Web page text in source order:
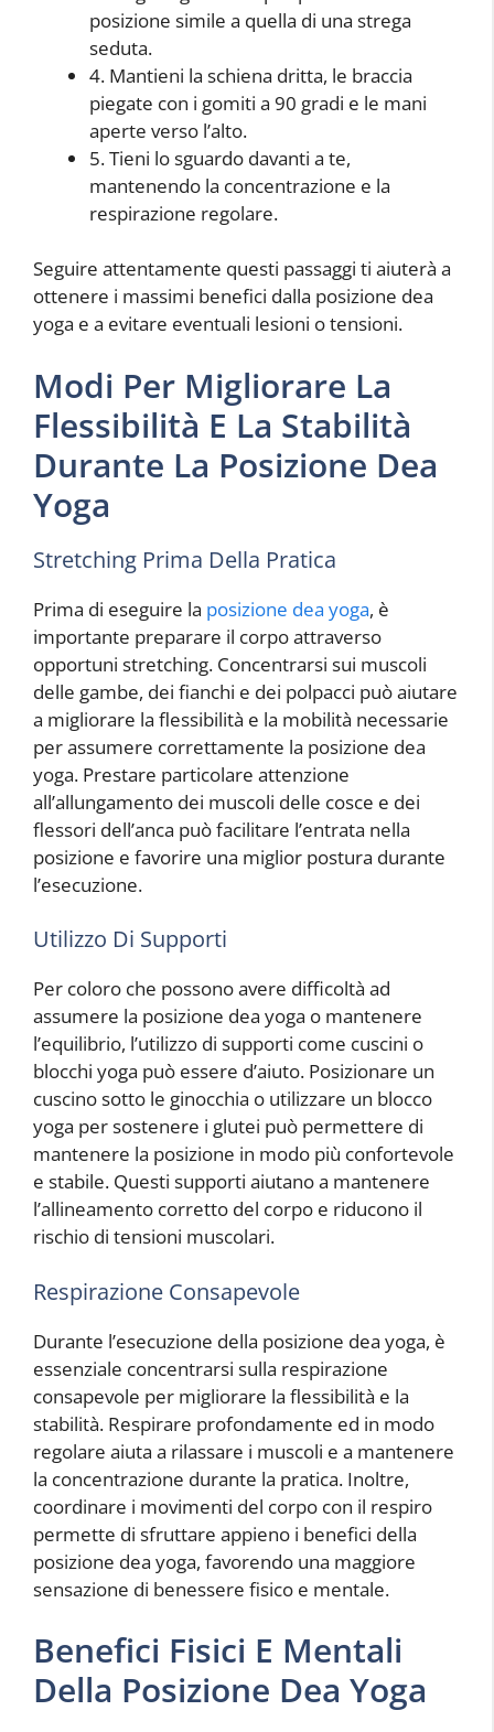
posizione simile a quella di una strega
seduta.
4. Mantieni la schiena dritta, le braccia
piegate con i gomiti a 90 gradi e le mani
aperte verso l’alto.
5. Tieni lo sguardo davanti a te,
mantenendo la concentrazione e la
respirazione regolare.
Seguire attentamente questi passaggi ti aiuterà a
ottenere i massimi benefici dalla posizione dea
yoga e a evitare eventuali lesioni o tensioni.
Modi Per Migliorare La
Flessibilità E La Stabilità
Durante La Posizione Dea
Yoga
Stretching Prima Della Pratica
Prima di eseguire la posizione dea yoga, è
importante preparare il corpo attraverso
opportuni stretching. Concentrarsi sui muscoli
delle gambe, dei fianchi e dei polpacci può aiutare
a migliorare la flessibilità e la mobilità necessarie
per assumere correttamente la posizione dea
yoga. Prestare particolare attenzione
all’allungamento dei muscoli delle cosce e dei
flessori dell’anca può facilitare l’entrata nella
posizione e favorire una miglior postura durante
l’esecuzione.
Utilizzo Di Supporti
Per coloro che possono avere difficoltà ad
assumere la posizione dea yoga o mantenere
l’equilibrio, l’utilizzo di supporti come cuscini o
blocchi yoga può essere d’aiuto. Posizionare un
cuscino sotto le ginocchia o utilizzare un blocco
yoga per sostenere i glutei può permettere di
mantenere la posizione in modo più confortevole
e stabile. Questi supporti aiutano a mantenere
l’allineamento corretto del corpo e riducono il
rischio di tensioni muscolari.
Respirazione Consapevole
Durante l’esecuzione della posizione dea yoga, è
essenziale concentrarsi sulla respirazione
consapevole per migliorare la flessibilità e la
stabilità. Respirare profondamente ed in modo
regolare aiuta a rilassare i muscoli e a mantenere
la concentrazione durante la pratica. Inoltre,
coordinare i movimenti del corpo con il respiro
permette di sfruttare appieno i benefici della
posizione dea yoga, favorendo una maggiore
sensazione di benessere fisico e mentale.
Benefici Fisici E Mentali
Della Posizione Dea Yoga